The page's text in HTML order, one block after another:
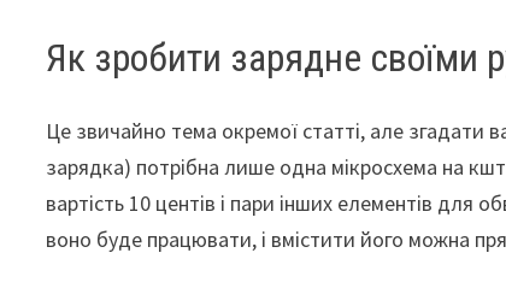
Як зробити зарядне своїми
Це звичайно тема окремої статті, але згадати
зарядка) потрібна лише одна мікросхема на
вартість 10 центів і пари інших елементів для
воно буде працювати, і вмістити його можна